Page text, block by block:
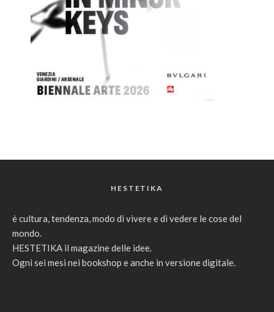
HESTETIKA
è cultura, tendenza, modo di vivere e di vedere le cose del
mondo.
HESTETIKA il magazine delle idee.
Ogni sei mesi nei bookshop e anche in versione digitale.